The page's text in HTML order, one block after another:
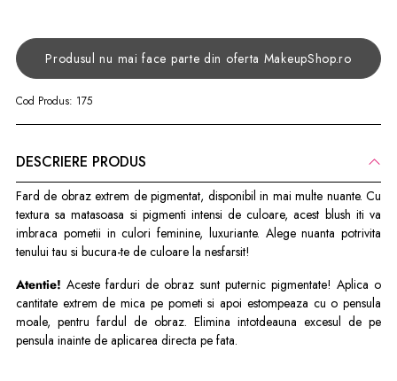
Produsul nu mai face parte din oferta MakeupShop.ro
Cod Produs: 175
DESCRIERE PRODUS
Fard de obraz extrem de pigmentat, disponibil in mai multe nuante. Cu
textura sa matasoasa si pigmenti intensi de culoare, acest blush iti va
imbraca pometii in culori feminine, luxuriante. Alege nuanta potrivita
tenului tau si bucura-te de culoare la nesfarsit!
Atentie! Aceste farduri de obraz sunt puternic pigmentate! Aplica o
cantitate extrem de mica pe pometi si apoi estompeaza cu o pensula
moale, pentru fardul de obraz. Elimina intotdeauna excesul de pe
pensula inainte de aplicarea directa pe fata.